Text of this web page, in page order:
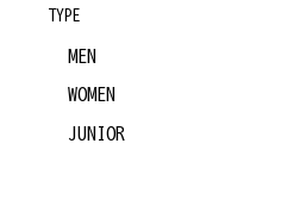
TYPE
MEN
WOMEN
JUNIOR